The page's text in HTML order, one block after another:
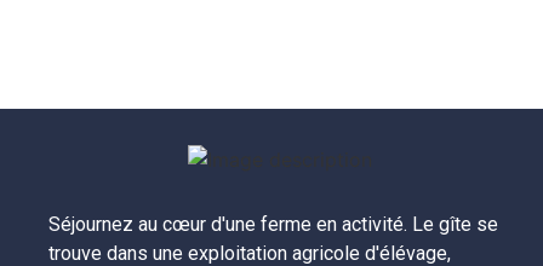
Séjournez au cœur d'une ferme en activité. Le gîte se
trouve dans une exploitation agricole d'élévage,